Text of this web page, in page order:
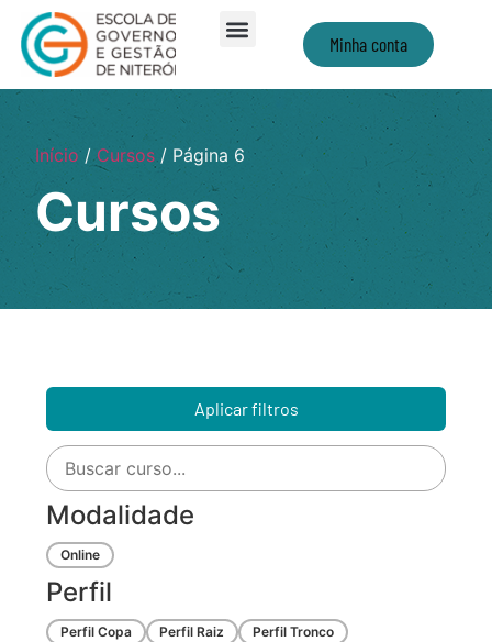
Minha conta
Início/Cursos/ Página 6
Cursos
Aplicar filtros
Modalidade
Online
Perfil
Perfil Copa Perfil Raiz Perfil Tronco